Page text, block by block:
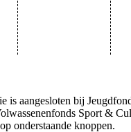
is aangesloten bij
Sport &
onderstaande knoppen.